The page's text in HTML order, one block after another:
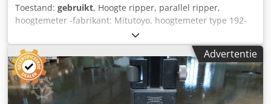
Toestand: gebruikt, Hoogte ripper, parallel ripper,
hoogtemeter -fabrikant: Mitutoyo, hoogtemeter type 192-
104 -max. werkhoogte: 600 mm -meter:
meetnauwkeurigheid 0,01 mm -analoge weergave:
Dubbele teller -afmetingen: 275/120/H795 mm Dedok
Nfpgepfx Alisck -gewicht: 8,7 kg
Advertentie